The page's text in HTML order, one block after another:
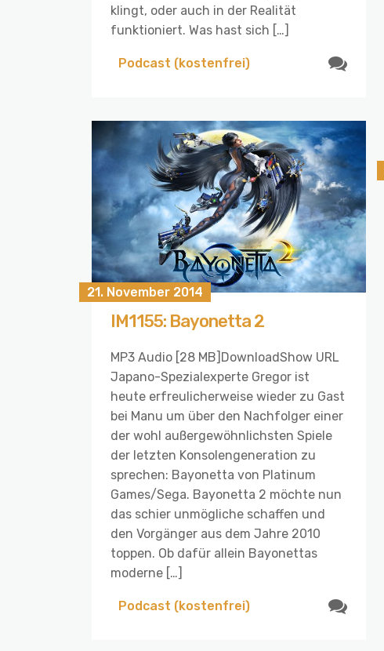
klingt, oder auch in der Realität
funktioniert. Was hast sich […]
Podcast (kostenfrei)
21. November 2014
IM1155: Bayonetta 2
MP3 Audio [28 MB]DownloadShow URL
Japano-Spezialexperte Gregor ist
heute erfreulicherweise wieder zu Gast
bei Manu um über den Nachfolger einer
der wohl außergewöhnlichsten Spiele
der letzten Konsolengeneration zu
sprechen: Bayonetta von Platinum
Games/Sega. Bayonetta 2 möchte nun
das schier unmögliche schaffen und
den Vorgänger aus dem Jahre 2010
toppen. Ob dafür allein Bayonettas
moderne […]
Podcast (kostenfrei)